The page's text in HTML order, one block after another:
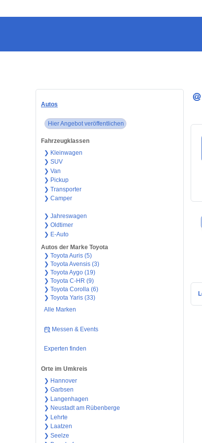
Autos
Hier Angebot veröffentlichen
Fahrzeugklassen
❯ Kleinwagen
❯ SUV
❯ Van
❯ Pickup
❯ Transporter
❯ Camper
❯ Jahreswagen
❯ Oldtimer
❯ E-Auto
Autos der Marke Toyota
❯ Toyota Auris (5)
❯ Toyota Avensis (3)
❯ Toyota Aygo (19)
❯ Toyota C-HR (9)
❯ Toyota Corolla (6)
❯ Toyota Yaris (33)
Alle Marken
Messen & Events
Experten finden
Orte im Umkreis
❯ Hannover
❯ Garbsen
❯ Langenhagen
❯ Neustadt am Rübenberge
❯ Lehrte
❯ Laatzen
❯ Seelze